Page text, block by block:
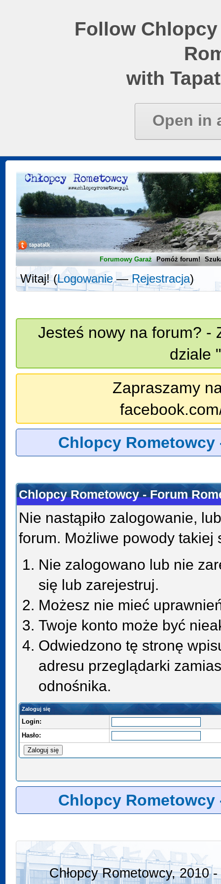
Follow
with
Open in
Forumowy Garaż Pomóż forum!
Witaj! (Logowanie—Rejestracja)
Jesteś nowy na forum? -
dziale
Zapraszamy
Chlopcy Rometowcy
Chlopcy Rometowcy - Forum
Nie nastąpiło zalogowanie,
forum. Możliwe powody takiej
Nie zalogowano lub nie
się lub zarejestruj.
Możesz nie mieć
Twoje konto może być
Odwiedzono tę stronę
adresu przeglądarki
odnośnika.
Zaloguj się
Login:
Hasło:
Chlopcy Rometowcy
Chłopcy Rometowcy, 2010